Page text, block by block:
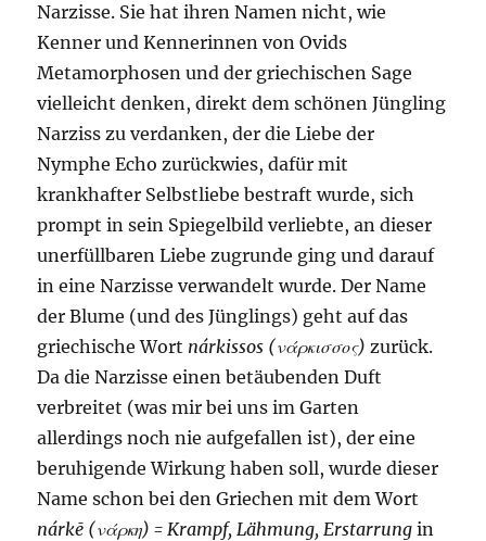
Narzisse. Sie hat ihren Namen nicht, wie
Kenner und Kennerinnen von Ovids
Metamorphosen und der griechischen Sage
vielleicht denken, direkt dem schönen Jüngling
Narziss zu verdanken, der die Liebe der
Nymphe Echo zurückwies, dafür mit
krankhafter Selbstliebe bestraft wurde, sich
prompt in sein Spiegelbild verliebte, an dieser
unerfüllbaren Liebe zugrunde ging und darauf
in eine Narzisse verwandelt wurde. Der Name
der Blume (und des Jünglings) geht auf das
griechische Wort nárkissos (νάρκισσος) zurück.
Da die Narzisse einen betäubenden Duft
verbreitet (was mir bei uns im Garten
allerdings noch nie aufgefallen ist), der eine
beruhigende Wirkung haben soll, wurde dieser
Name schon bei den Griechen mit dem Wort
nárkē (νάρκη) = Krampf, Lähmung, Erstarrung in